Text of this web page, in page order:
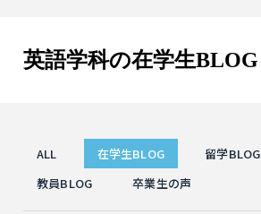
英語学科の在学生BLOG
ALL 在学生BLOG
留学BLOG
教員BLOG
卒業生の声